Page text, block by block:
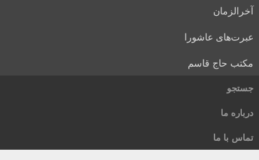
آخرالزمان
عبرت‌های عاشورا
مکتب حاج قاسم
جستجو
درباره ما
تماس با ما